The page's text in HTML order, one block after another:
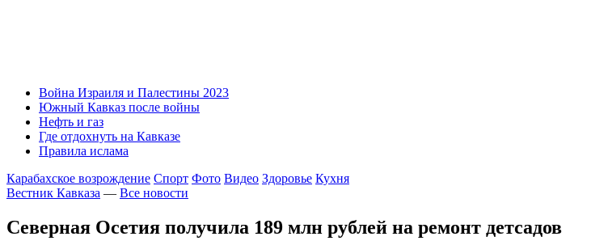
Война Израиля и Палестины 2023
Южный Кавказ после войны
Нефть и газ
Где отдохнуть на Кавказе
Правила ислама
Карабахское возрождение Спорт Фото Видео Здоровье Кухня
Вестник Кавказа — Все новости
Северная Осетия получила 189 млн рублей на ремонт детсадов